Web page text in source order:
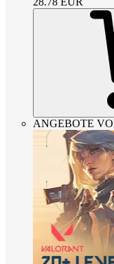
ANGEBOTE